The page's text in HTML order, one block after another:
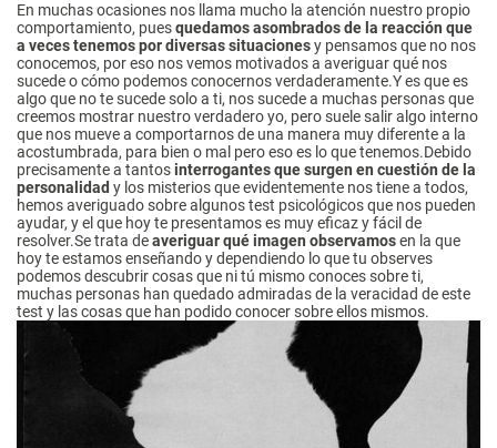
En muchas ocasiones nos llama mucho la atención nuestro propio
comportamiento, puesquedamos asombrados de la reacción que
a veces tenemos por diversas situacionesy pensamos que no nos
conocemos, por eso nos vemos motivados a averiguar qué nos
sucede o cómo podemos conocernos verdaderamente.Y es que es
algo que no te sucede solo a ti, nos sucede a muchas personas que
creemos mostrar nuestro verdadero yo, pero suele salir algo interno
que nos mueve a comportarnos de una manera muy diferente a la
acostumbrada, para bien o mal pero eso es lo que tenemos.Debido
precisamente a tantosinterrogantes que surgen en cuestión de la
personalidad y los misterios que evidentemente nos tiene a todos,
hemos averiguado sobre algunos test psicológicos que nos pueden
ayudar, y el que hoy te presentamos es muy eficaz y fácil de
resolver.Se trata deaveriguar qué imagen observamosen la que
hoy te estamos enseñando y dependiendo lo que tu observes
podemos descubrir cosas que ni tú mismo conoces sobre ti,
muchas personas han quedado admiradas de la veracidad de este
test y las cosas que han podido conocer sobre ellos mismos.